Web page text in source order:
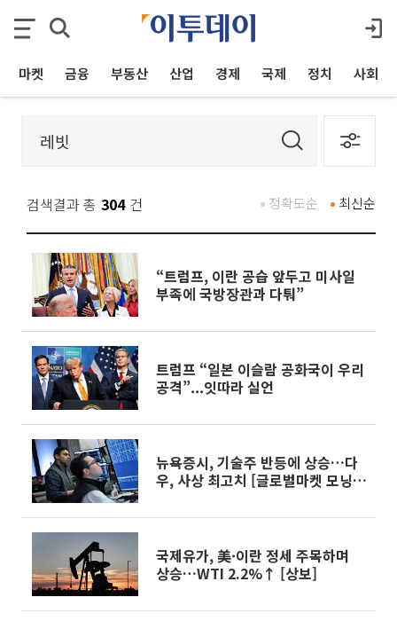
마켓 금융 부동산 산업 경제 국제 정치 사회
검색결과 총 304 건 최신순
정확도순
“트럼프, 이란 공습 앞두고 미사일
부족에 국방장관과 다퉈”
트럼프 “일본 이슬람 공화국이 우리
공격”...잇따라 실언
뉴욕증시, 기술주 반등에 상승…다
우, 사상 최고치 [글로벌마켓 모닝
국제유가, 美·이란 정세 주목하며
상승…WTI 2.2%↑ [상보]